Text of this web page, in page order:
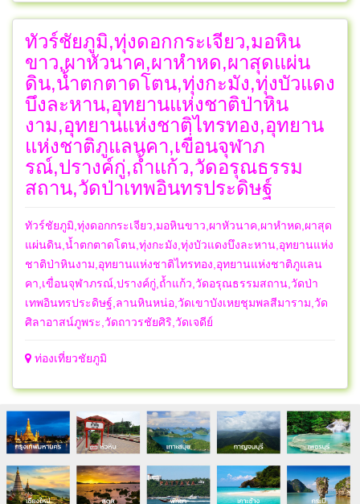
ทัวร์ชัยภูมิ,ทุ่งดอกกระเจียว,มอหิน
ขาว,ผาหัวนาค,ผาหำหด,ผาสุดแผ่น
ดิน,น้ำตกตาดโตน,ทุ่งกะมัง,ทุ่งบัวแดง
บึงละหาน,อุทยานแห่งชาติป่าหิน
งาม,อุทยานแห่งชาติไทรทอง,อุทยาน
แห่งชาติภูแลนคา,เขื่อนจุฬาภ
รณ์,ปรางค์กู่,ถ้ำแก้ว,วัดอรุณธรรม
สถาน,วัดป่าเทพอินทรประดิษฐ์
ทัวร์ชัยภูมิ,ทุ่งดอกกระเจียว,มอหินขาว,ผาหัวนาค,ผาหำหด,ผาสุด
แผ่นดิน,น้ำตกตาดโตน,ทุ่งกะมัง,ทุ่งบัวแดงบึงละหาน,อุทยานแห่ง
ชาติป่าหินงาม,อุทยานแห่งชาติไทรทอง,อุทยานแห่งชาติภูแลน
คา,เขื่อนจุฬาภรณ์,ปรางค์กู่,ถ้ำแก้ว,วัดอรุณธรรมสถาน,วัดป่า
เทพอินทรประดิษฐ์,ลานหินหน่อ,วัดเขาบังเหยชุมพลสีมาราม,วัด
ศิลาอาสน์ภูพระ,วัดถาวรชัยศิริ,วัดเจดีย์
ท่องเที่ยวชัยภูมิ